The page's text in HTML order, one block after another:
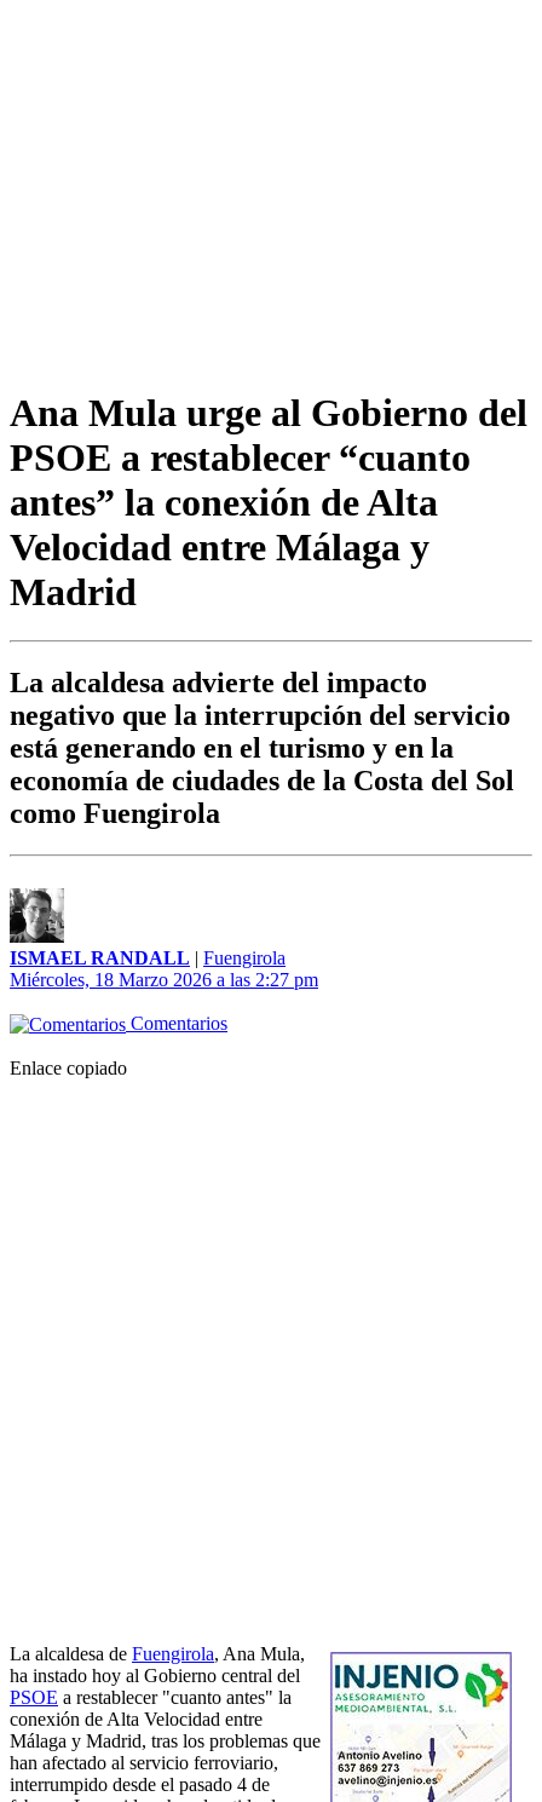
Ana Mula urge al Gobierno del
PSOE a restablecer “cuanto
antes” la conexión de Alta
Velocidad entre Málaga y
Madrid
La alcaldesa advierte del impacto
negativo que la interrupción del servicio
está generando en el turismo y en la
economía de ciudades de la Costa del Sol
como Fuengirola
ISMAEL RANDALL | Fuengirola
Miércoles, 18 Marzo 2026 a las 2:27 pm
Comentarios
Enlace copiado
La alcaldesa de Fuengirola, Ana Mula,
ha instado hoy al Gobierno central del
PSOE a restablecer "cuanto antes" la
conexión de Alta Velocidad entre
Málaga y Madrid, tras los problemas que
han afectado al servicio ferroviario,
interrumpido desde el pasado 4 de